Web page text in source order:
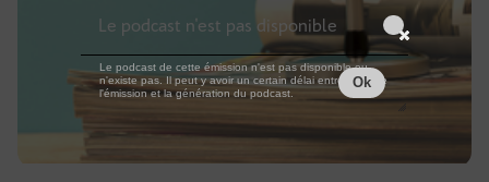
Le podcast n'est pas disponible
Le podcast de cette émission n'est pas disponible ou
n'existe pas. Il peut y avoir un certain délai entre la fin de
l'émission et la génération du podcast.
Ok